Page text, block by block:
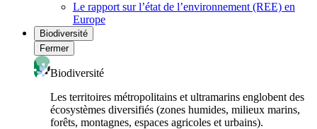
Le rapport sur l’état de l’environnement (REE) en
Europe
Biodiversité
Fermer
Biodiversité
Les territoires métropolitains et ultramarins englobent des
écosystèmes diversifiés (zones humides, milieux marins,
forêts, montagnes, espaces agricoles et urbains).